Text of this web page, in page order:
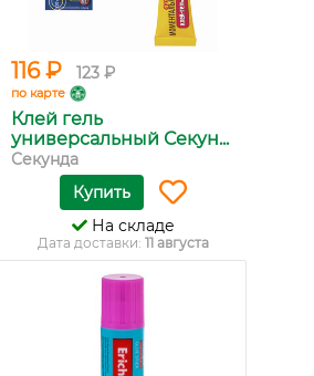
116 ₽ 123 ₽
по карте
Клей гель
универсальный Секун...
Секунда
Купить
На складе
Дата доставки: 11 августа